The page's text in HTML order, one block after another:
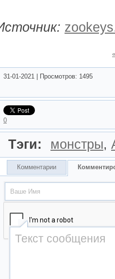
31-01-2021 Просмотров: 1495
0
Тэги: монстры,
Комментарии